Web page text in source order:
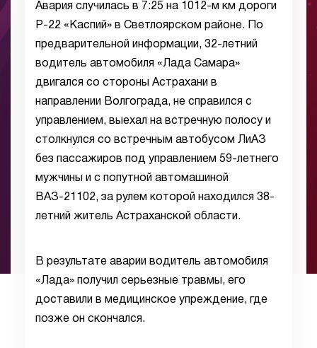
Авария случилась в 7:25 на 1012-м км дороги
Р-22 «Каспий» в Светлоярском районе. По
предварительной информации, 32-летний
водитель автомобиля «Лада Самара»
двигался со стороны Астрахани в
направлении Волгограда, не справился с
управлением, выехал на встречную полосу и
столкнулся со встречным автобусом ЛиАЗ
без пассажиров под управлением 59-летнего
мужчины и с попутной автомашиной
ВАЗ-21102, за рулем которой находился 38-
летний житель Астраханской области.
В результате аварии водитель автомобиля
«Лада» получил серьезные травмы, его
доставили в медицинское упреждение, где
позже он скончался.